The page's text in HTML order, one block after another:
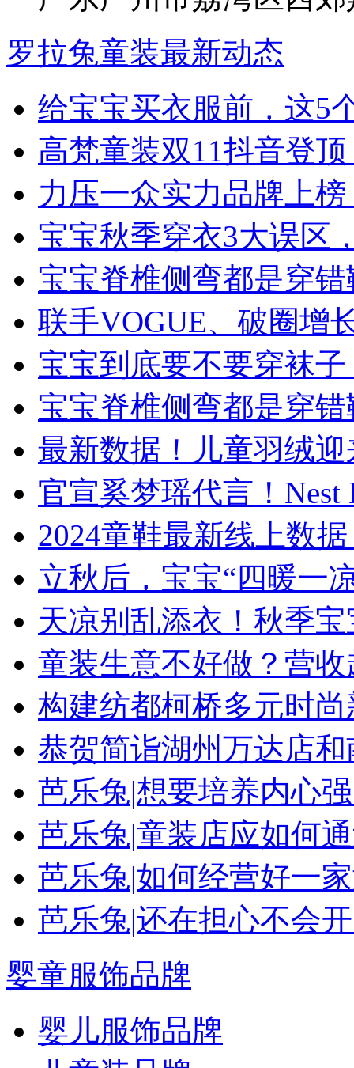
罗拉兔童装最新动态
给宝宝买衣服前，这5
高梵童装双11抖音登
力压一众实力品牌上
宝宝秋季穿衣3大误区
宝宝脊椎侧弯都是穿
联手VOGUE、破圈增
宝宝到底要不要穿袜
宝宝脊椎侧弯都是穿
最新数据！儿童羽绒
官宣奚梦瑶代言！Nest
​2024童鞋最新线上数
立秋后，宝宝“四暖一
天凉别乱添衣！秋季
童装生意不好做？营
构建纺都柯桥多元时
恭贺简诣湖州万达店
芭乐兔|想要培养内心
芭乐兔|童装店应如何
芭乐兔|如何经营好一
芭乐兔|还在担心不会
婴童服饰品牌
婴儿服饰品牌